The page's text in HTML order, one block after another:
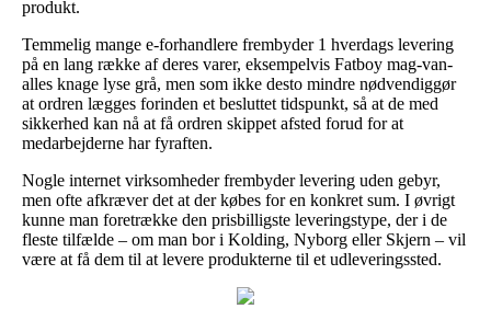
produkt.
Temmelig mange e-forhandlere frembyder 1 hverdags levering
på en lang række af deres varer, eksempelvis Fatboy mag-van-
alles knage lyse grå, men som ikke desto mindre nødvendiggør
at ordren lægges forinden et besluttet tidspunkt, så at de med
sikkerhed kan nå at få ordren skippet afsted forud for at
medarbejderne har fyraften.
Nogle internet virksomheder frembyder levering uden gebyr,
men ofte afkræver det at der købes for en konkret sum. I øvrigt
kunne man foretrække den prisbilligste leveringstype, der i de
fleste tilfælde – om man bor i Kolding, Nyborg eller Skjern – vil
være at få dem til at levere produkterne til et udleveringssted.